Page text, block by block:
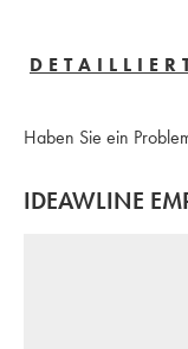
Haben Sie ein
IDEAWLINE